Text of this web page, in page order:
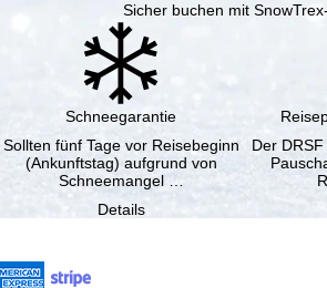
Sicher buchen mit
Schneegarantie
Sollten fünf Tage vor Reisebeginn
(Ankunftstag) aufgrund von
Schneemangel …
Details
Der